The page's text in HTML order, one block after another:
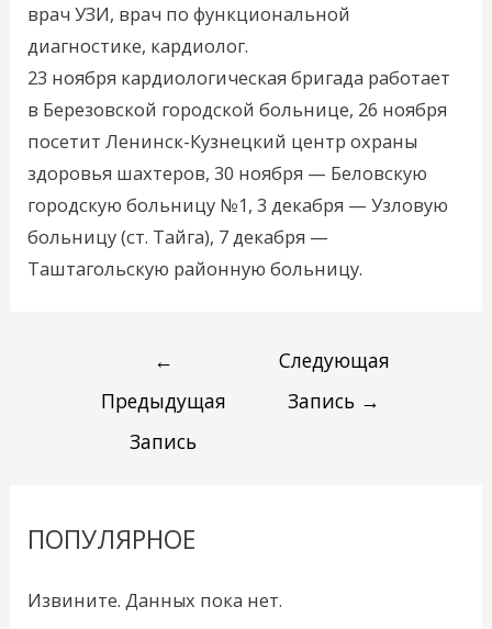
врач УЗИ, врач по функциональной
диагностике, кардиолог.
23 ноября кардиологическая бригада работает
в Березовской городской больнице, 26 ноября
посетит Ленинск-Кузнецкий центр охраны
здоровья шахтеров, 30 ноября — Беловскую
городскую больницу №1, 3 декабря — Узловую
больницу (ст. Тайга), 7 декабря —
Таштагольскую районную больницу.
←
Предыдущая
Запись
Следующая
Запись →
ПОПУЛЯРНОЕ
Извините. Данных пока нет.